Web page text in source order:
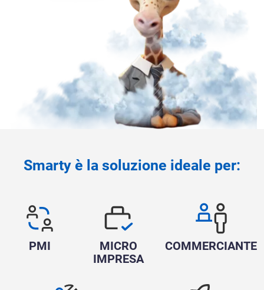
Smarty è la soluzione ideale per:
PMI
MICRO
IMPRESA
COMMERCIANTE